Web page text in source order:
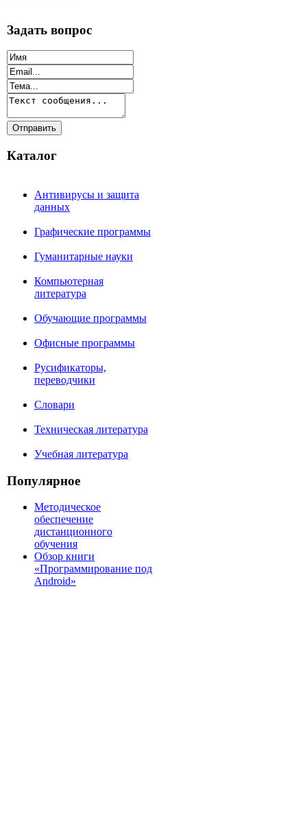
Задать вопрос
Каталог
Антивирусы и защита
данных
Графические программы
Гуманитарные науки
Компьютерная
литература
Обучающие программы
Офисные программы
Русификаторы,
переводчики
Словари
Техническая литература
Учебная литература
Популярное
Методическое
обеспечение
дистанционного
обучения
Обзор книги
«Программирование под
Android»